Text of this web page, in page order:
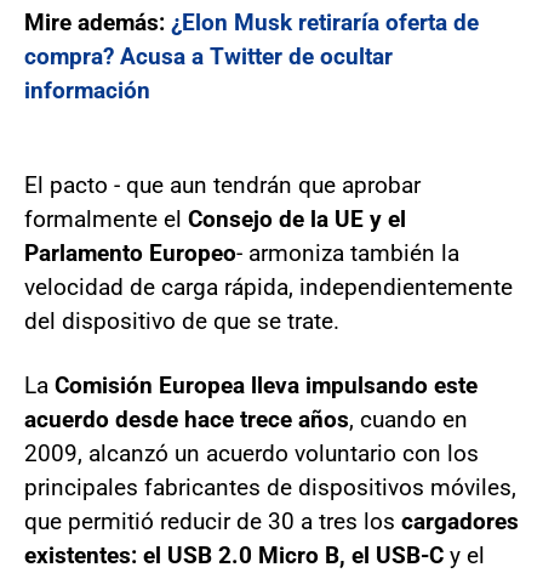
Mire además: ¿Elon Musk retiraría oferta de
compra? Acusa a Twitter de ocultar
información
El pacto - que aun tendrán que aprobar
formalmente el Consejo de la UE y el
Parlamento Europeo- armoniza también la
velocidad de carga rápida, independientemente
del dispositivo de que se trate.
La Comisión Europea lleva impulsando este
acuerdo desde hace trece años, cuando en
2009, alcanzó un acuerdo voluntario con los
principales fabricantes de dispositivos móviles,
que permitió reducir de 30 a tres los cargadores
existentes: el USB 2.0 Micro B, el USB-C y el